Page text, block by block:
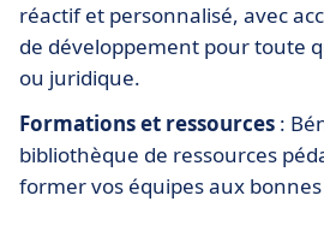
réactif et personnalisé, avec
de développement pour toute
ou juridique.
Formations et ressources :
bibliothèque de ressources
former vos équipes aux bonnes